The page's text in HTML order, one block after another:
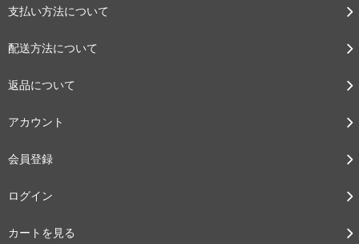
支払い方法について
配送方法について
返品について
アカウント
会員登録
ログイン
カートを見る